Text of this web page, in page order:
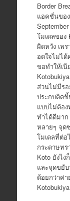
Border
แอคชั่นขอ
โมเดลของ
ผิดหวัง เพ
อดใจไม่ไ
ขอทำให้เนี
ส่วนไม่มีร
ประกบติด
แบบไม่ต้อง
ทำได้ดีมา
หลายๆ จุด
โมเดลที่ต่อ
กระดาษทร
Koto ยังไ
และจุดขยั
ด้อยกว่าค่า